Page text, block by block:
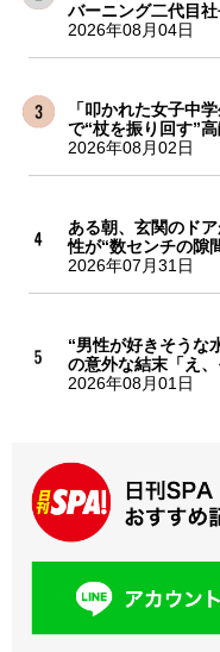
バーニング二代目
2026年08月04日
「叩かれた女子中
で“杖を振り回す”
2026年08月02日
ある朝、玄関のド
性が“数センチの隙
2026年07月31日
“男性が好きそうな
の意外な結末「え
2026年08月01日